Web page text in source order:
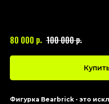
80 000 р. 100 000р.
Фигурка Bearbrick - это